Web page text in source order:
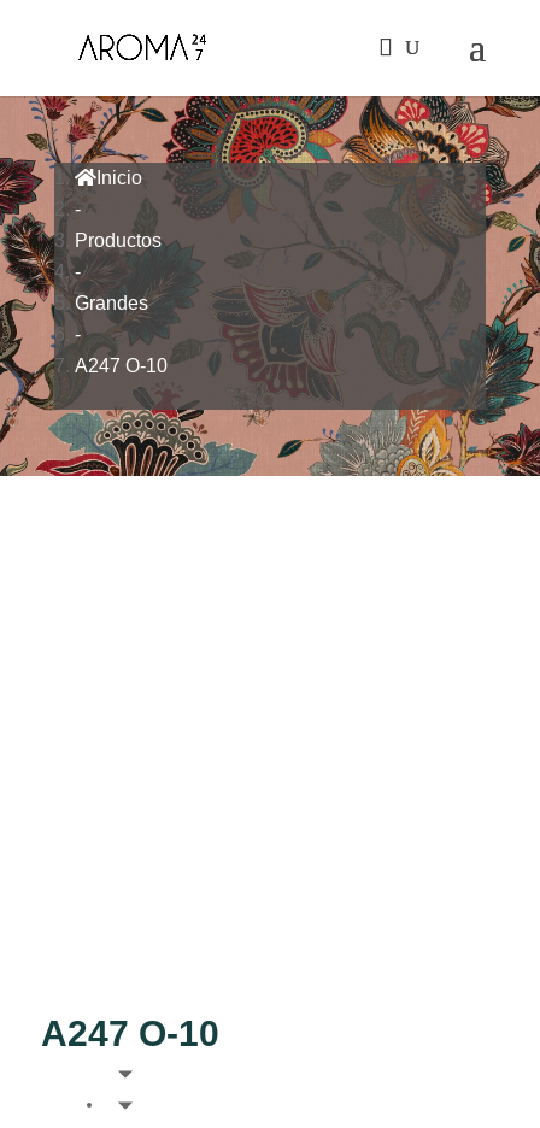
Inicio
-
Productos
-
Grandes
-
A247 O-10
A247 O-10